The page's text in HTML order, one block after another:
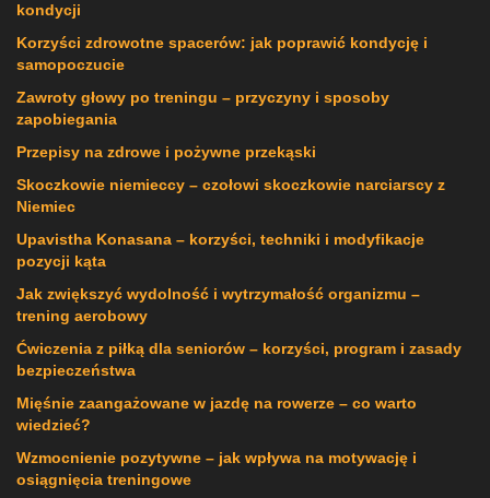
kondycji
Korzyści zdrowotne spacerów: jak poprawić kondycję i
samopoczucie
Zawroty głowy po treningu – przyczyny i sposoby
zapobiegania
Przepisy na zdrowe i pożywne przekąski
Skoczkowie niemieccy – czołowi skoczkowie narciarscy z
Niemiec
Upavistha Konasana – korzyści, techniki i modyfikacje
pozycji kąta
Jak zwiększyć wydolność i wytrzymałość organizmu –
trening aerobowy
Ćwiczenia z piłką dla seniorów – korzyści, program i zasady
bezpieczeństwa
Mięśnie zaangażowane w jazdę na rowerze – co warto
wiedzieć?
Wzmocnienie pozytywne – jak wpływa na motywację i
osiągnięcia treningowe